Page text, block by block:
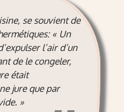
se souvient de
« Un
l’air d’un
de le congeler,
était
jure que par
»